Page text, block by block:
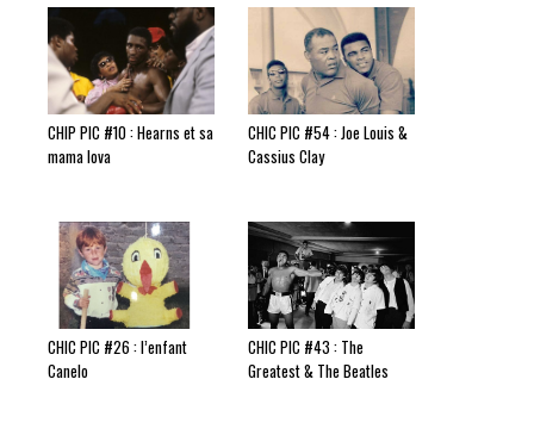
CHIP PIC #10 : Hearns et sa
mama lova
CHIC PIC #54 : Joe Louis &
Cassius Clay
CHIC PIC #26 : l’enfant
Canelo
CHIC PIC #43 : The
Greatest & The Beatles